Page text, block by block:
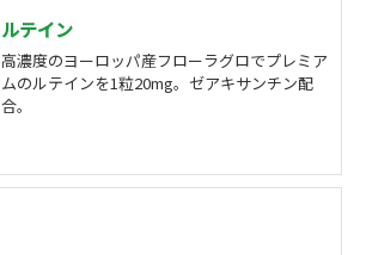
ルテイン
高濃度のヨーロッパ産フローラグロでプレミア
ムのルテインを1粒20mg。ゼアキサンチン配
合。